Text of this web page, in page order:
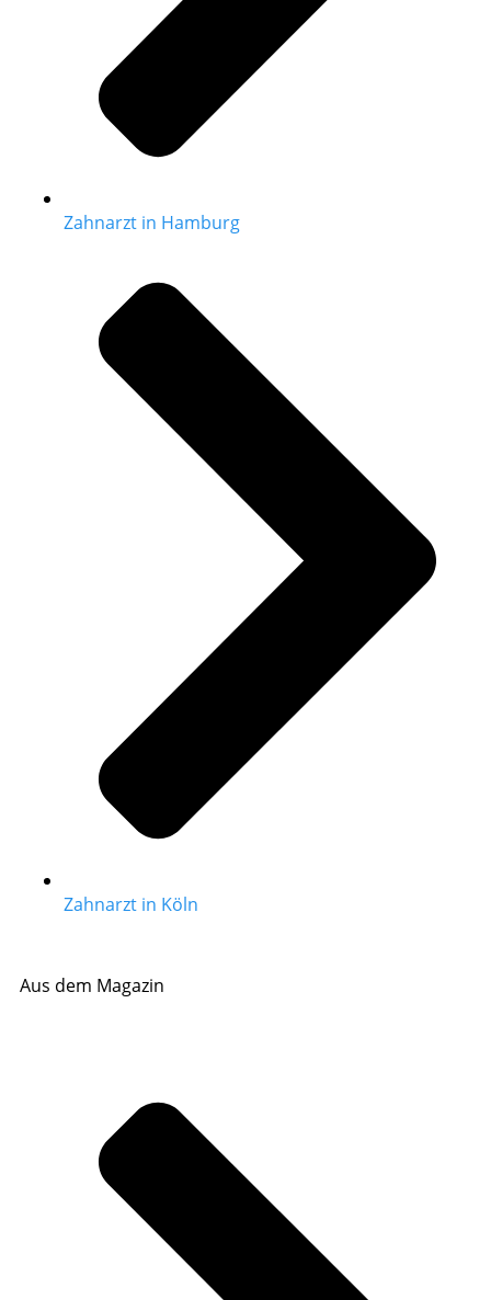
Zahnarzt in Hamburg
Zahnarzt in Köln
Aus dem Magazin